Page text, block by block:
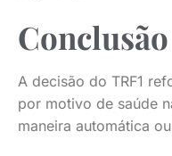
Conclusão
A decisão do TRF1
por motivo de saúde
maneira automática